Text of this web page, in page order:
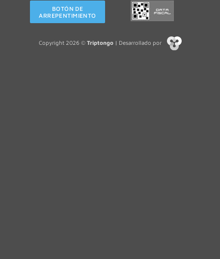
BOTÓN DE
ARREPENTIMIENTO
Copyright 2026 © Triptongo| Desarrollado por